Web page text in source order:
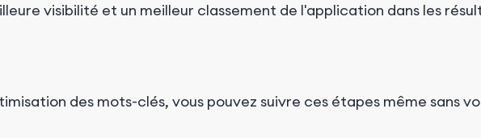
visibilité et un meilleur classement de l'application dans les
des mots-clés, vous pouvez suivre ces étapes même sans